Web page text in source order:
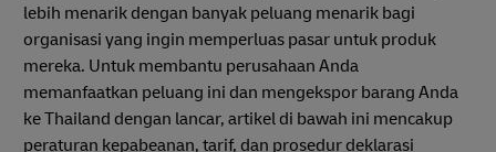
lebih menarik dengan banyak peluang menarik bagi
organisasi yang ingin memperluas pasar untuk produk
mereka. Untuk membantu perusahaan Anda
memanfaatkan peluang ini dan mengekspor barang Anda
ke Thailand dengan lancar, artikel di bawah ini mencakup
peraturan kepabeanan, tarif, dan prosedur deklarasi